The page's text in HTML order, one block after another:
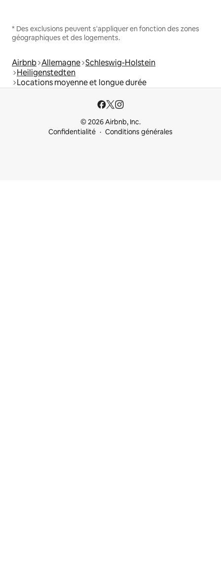
* Des exclusions peuvent s'appliquer en fonction des zones
géographiques et des logements.
Airbnb Allemagne Schleswig-Holstein
Heiligenstedten
Locations moyenne et longue durée
© 2026 Airbnb, Inc.
Confidentialité
Conditions générales